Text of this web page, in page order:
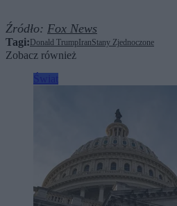
Źródło: Fox News
Tagi: Donald Trump IranStany Zjednoczone
Zobacz również